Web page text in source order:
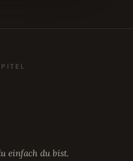
einfach du bist.